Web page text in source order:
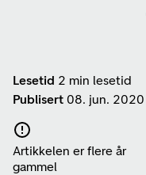
Lesetid 2 min lesetid
Publisert 08. jun. 2020
Artikkelen er flere år
gammel